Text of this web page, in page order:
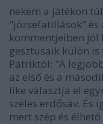
nekem a játékon
"józsefatillások" és
kommentjeiben jól
gesztusaik külön is
Patriktól: "A
az első és a
like választja el
széles erdősáv. És
mert szép és